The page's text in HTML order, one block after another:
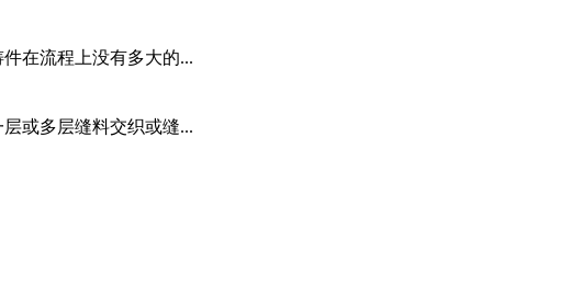
在流程上没有多大的...
或多层缝料交织或缝...